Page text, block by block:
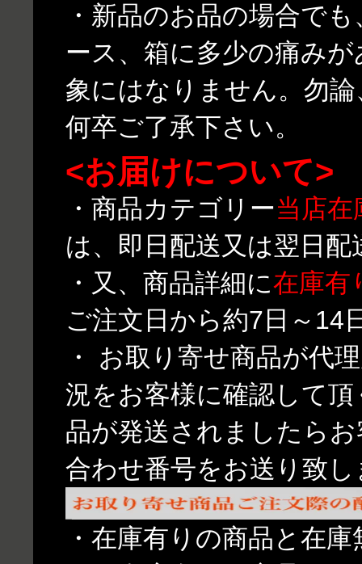
・新品のお品の場合で
ース、箱に多少の痛み
象にはなりません。勿
何卒ご了承下さい。
<お届けについて>
・商品カテゴリー当店在
は、即日配送又は翌日
・又、商品詳細に在庫有
ご注文日から約7日～14
・ お取り寄せ商品が代
況をお客様に確認して
品が発送されましたら
合わせ番号をお送り致し
・在庫有りの商品と在